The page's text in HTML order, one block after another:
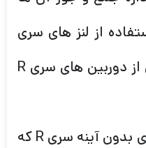
از لنز های سری
RFهستید باید به فکر یکی از دوربین های سری R
بیشتر مدل های دوربین های بدون آینه سری R که